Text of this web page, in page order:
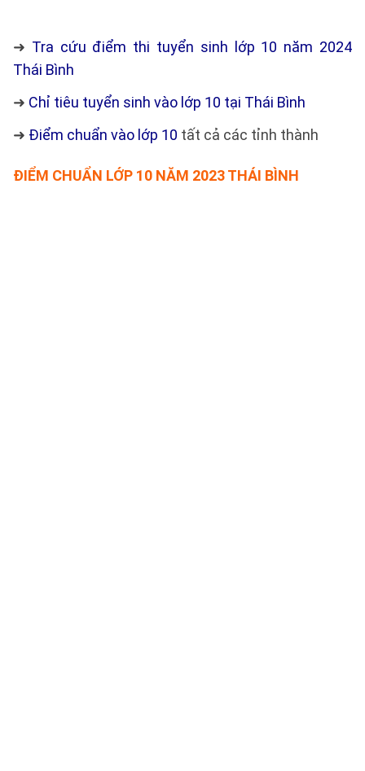
➜ Tra cứu điểm thi tuyển sinh lớp 10 năm 2024
Thái Bình
➜ Chỉ tiêu tuyển sinh vào lớp 10 tại Thái Bình
➜ Điểm chuẩn vào lớp 10 tất cả các tỉnh thành
ĐIỂM CHUẨN LỚP 10 NĂM 2023 THÁI BÌNH